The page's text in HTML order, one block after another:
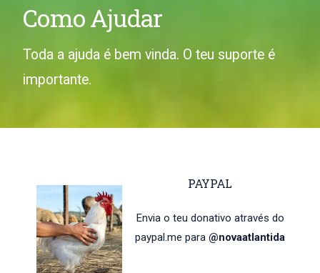
Como Ajudar
Toda a ajuda é bem vinda. O teu suporte é
importante.
PAYPAL
Envia o teu donativo através do
paypal.me para @novaatlantida